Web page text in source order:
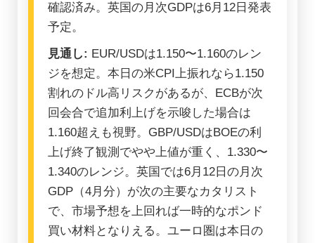
確認済み。英国の月次GDPは6月12日発表
予定。
見通し: EUR/USDは1.150〜1.160のレン
ジを想定。本日の米CPI上振れなら1.150
割れのドル高リスクがあるが、ECBが次
回会合で追加利上げを示唆した場合は
1.160超えも視野。GBP/USDはBOEの利
上げ終了観測でやや上値が重く、1.330〜
1.340のレンジ。英国では6月12日の月次
GDP（4月分）が次の主要なカタリスト
で、市場予想を上回れば一時的なポンド
買い材料となりえる。ユーロ圏は本日の